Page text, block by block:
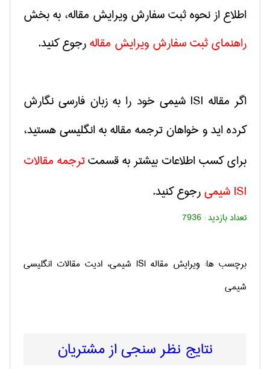
اطلاع از نحوه ثبت سفارش ویرایش مقاله، به بخش
راهنمای ثبت سفارش ویرایش مقالهرجوع كنید.
اگر مقاله ISI شیمی خود را به زبان فارسی نگارش
كرده اید و خواهان ترجمه مقاله به انگلیسی هستید،
برای كسب اطلاعات بیشتر به قسمتترجمه مقالات
ISI شیمیرجوع كنید.
تعداد بازدید :7936
برچسب ها: ويرايش مقاله ISI ‌شيمی، ادیت مقالات انگلیسی
شيمی
نتایج نظر سنجی از مشتریان